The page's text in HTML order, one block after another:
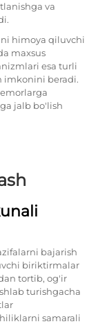
va
himoya qiluvchi
maxsus
esa turli
imkonini beradi.
jalb bo'lish
bajarish
biriktirmalar
tortib, og'ir
turishgacha
samarali